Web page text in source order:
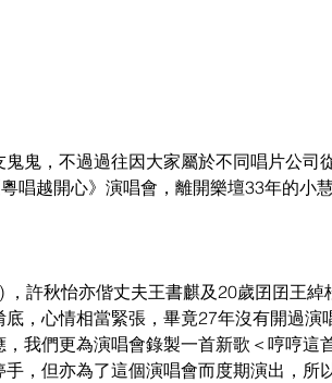
鬼，不過過往因大家屬於不同唱片公司
唱越開心》演唱會，離開樂壇33年的小
許秋怡亦偕丈夫王書麒及20歲囝囝王
，心情相當緊張，畢竟27年沒有開過演
我們更為演唱會錄製一首新歌＜哼哼這
，但亦為了這個演唱會而度期演出，所